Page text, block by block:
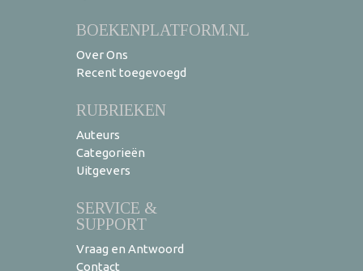
BOEKENPLATFORM.NL
Over Ons
Recent toegevoegd
RUBRIEKEN
Auteurs
Categorieën
Uitgevers
SERVICE &
SUPPORT
Vraag en Antwoord
Contact